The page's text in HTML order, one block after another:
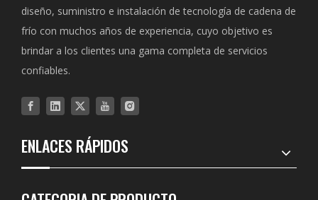
diseño, suministro e instalación de tecnología de cadena de
frío con muchos años de experiencia, cuyo objetivo es
brindar a los clientes una gama completa de servicios
confiables.
ENLACES RÁPIDOS